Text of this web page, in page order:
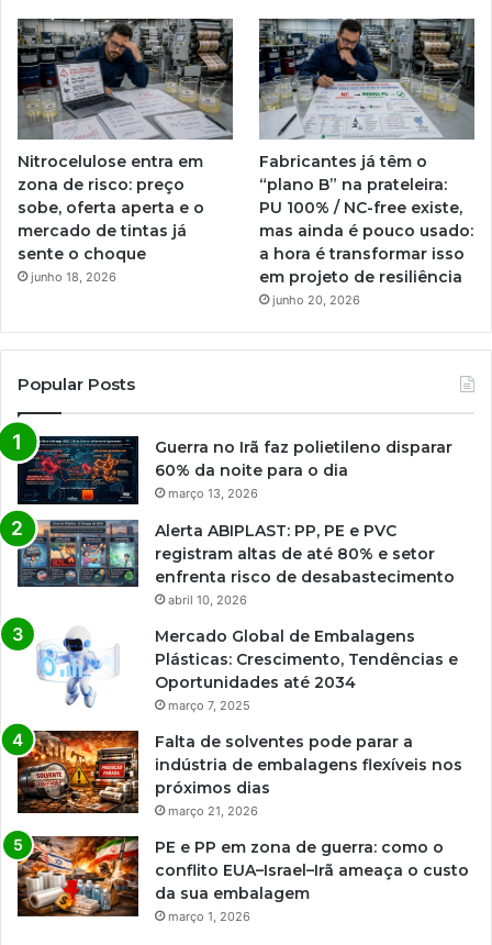
Nitrocelulose entra em
zona de risco: preço
sobe, oferta aperta e o
mercado de tintas já
sente o choque
junho 18, 2026
Fabricantes já têm o
“plano B” na prateleira:
PU 100% / NC-free existe,
mas ainda é pouco usado:
a hora é transformar isso
em projeto de resiliência
junho 20, 2026
Popular Posts
Guerra no Irã faz polietileno disparar
60% da noite para o dia
março 13, 2026
Alerta ABIPLAST: PP, PE e PVC
registram altas de até 80% e setor
enfrenta risco de desabastecimento
abril 10, 2026
Mercado Global de Embalagens
Plásticas: Crescimento, Tendências e
Oportunidades até 2034
março 7, 2025
Falta de solventes pode parar a
indústria de embalagens flexíveis nos
próximos dias
março 21, 2026
PE e PP em zona de guerra: como o
conflito EUA–Israel–Irã ameaça o custo
da sua embalagem
março 1, 2026